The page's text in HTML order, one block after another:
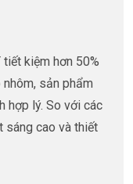
kiệm hơn 50%
sản phẩm
hợp lý. So với các
sáng cao và thiết